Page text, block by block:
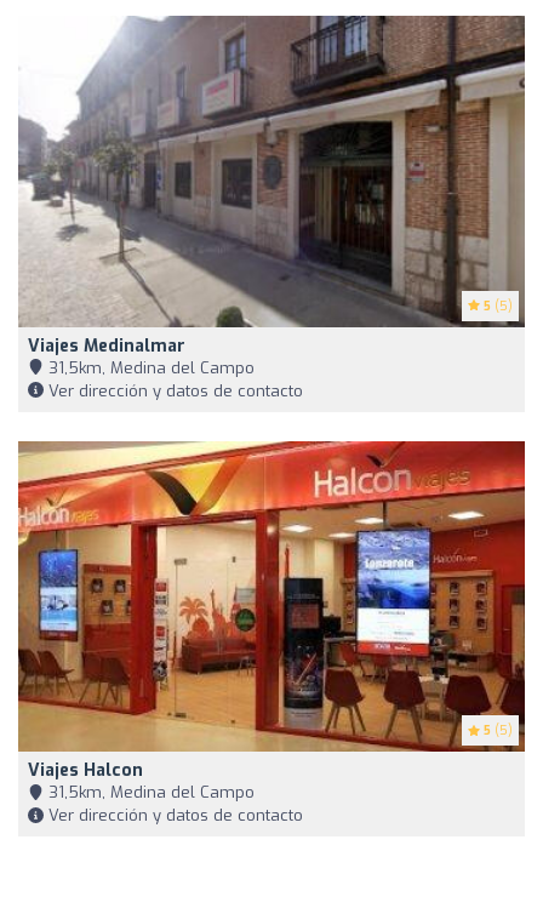
5 (5)
Viajes Medinalmar
31,5km, Medina del Campo
Ver dirección y datos de contacto
5 (5)
Viajes Halcon
31,5km, Medina del Campo
Ver dirección y datos de contacto